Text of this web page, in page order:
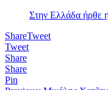
Στην Ελλάδα ήρθε
ShareTweet
Tweet
Share
Share
Pin